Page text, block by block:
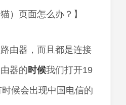
）页面怎么办？】
由器，而且都是连接
器的时候我们打开19
候会出现中国电信的